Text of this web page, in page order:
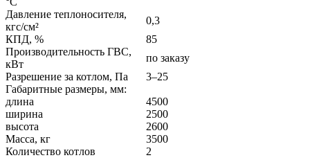
Давление теплоносителя,
кгс/см²
0,3
КПД, %
85
Производительность ГВС,
кВт
по заказу
Разрешение за котлом, Па
3–25
Габаритные размеры, мм:
длина
4500
ширина
2500
высота
2600
Масса, кг
3500
Количество котлов
2